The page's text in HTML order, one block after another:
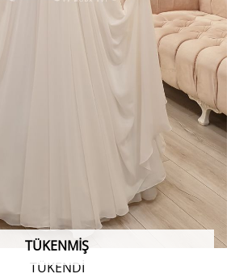
TÜKENDİ
TÜKENMIŞ